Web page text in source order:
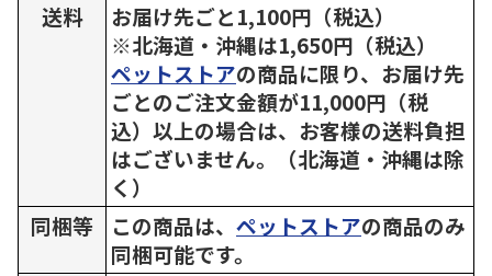
送料
お届け先ごと1,100円（税込）
※北海道・沖縄は1,650円（税込）
ペットストアの商品に限り、お届け先
ごとのご注文金額が11,000円（税
込）以上の場合は、お客様の送料負担
はございません。（北海道・沖縄は除
く）
同梱等
この商品は、 ペットストアの商品のみ
同梱可能です。